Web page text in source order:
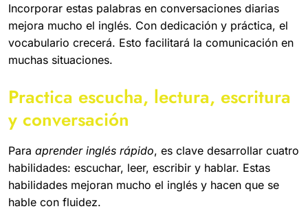
Incorporar estas palabras en conversaciones diarias
mejora mucho el inglés. Con dedicación y práctica, el
vocabulario crecerá. Esto facilitará la comunicación en
muchas situaciones.
Practica escucha, lectura, escritura
y conversación
Para aprender inglés rápido, es clave desarrollar cuatro
habilidades: escuchar, leer, escribir y hablar. Estas
habilidades mejoran mucho el inglés y hacen que se
hable con fluidez.